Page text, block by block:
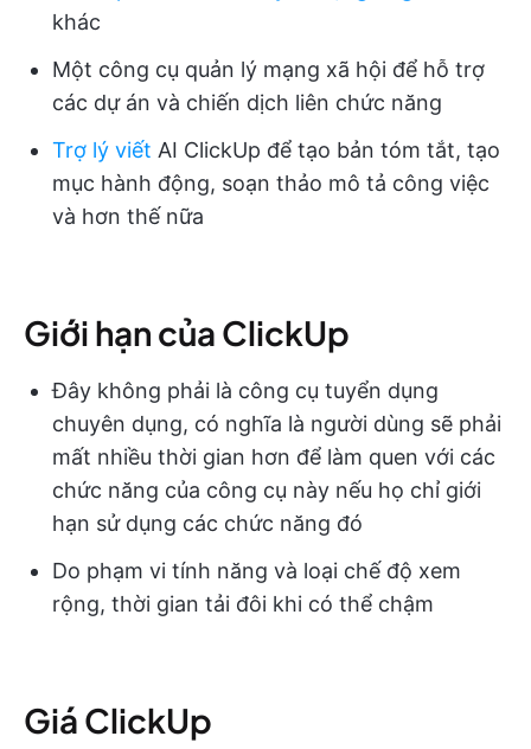
khác
Một công cụ quản lý mạng xã hội để hỗ trợ
các dự án và chiến dịch liên chức năng
Trợ lý viết AI ClickUp để tạo bản tóm tắt, tạo
mục hành động, soạn thảo mô tả công việc
và hơn thế nữa
Giới hạn của ClickUp
Đây không phải là công cụ tuyển dụng
chuyên dụng, có nghĩa là người dùng sẽ phải
mất nhiều thời gian hơn để làm quen với các
chức năng của công cụ này nếu họ chỉ giới
hạn sử dụng các chức năng đó
Do phạm vi tính năng và loại chế độ xem
rộng, thời gian tải đôi khi có thể chậm
Giá ClickUp